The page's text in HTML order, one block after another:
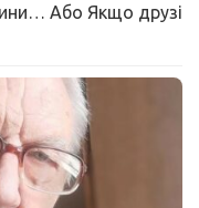
Або Якщо друзі